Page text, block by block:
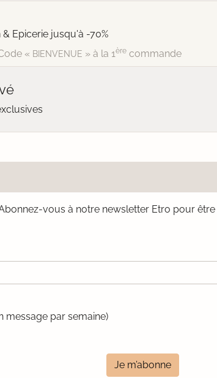
& Epicerie jusqu'à -70%
« BIENVENUE » à la 1èrecommande
vous à notre newsletter Etro pour être
message par semaine)
Je m’abonne